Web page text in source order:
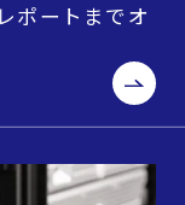
ポートまでオ